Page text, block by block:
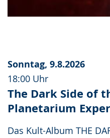
Sonntag, 9.8.2026
18:00 Uhr
The Dark Side of
Planetarium
Das Kult-Album THE